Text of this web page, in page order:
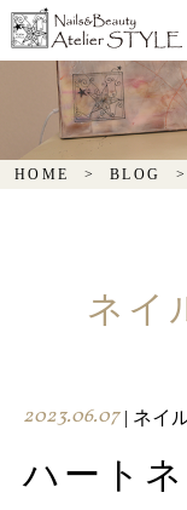
HOME BLOG
ネイ
2023.06.07| ネイ
ハート